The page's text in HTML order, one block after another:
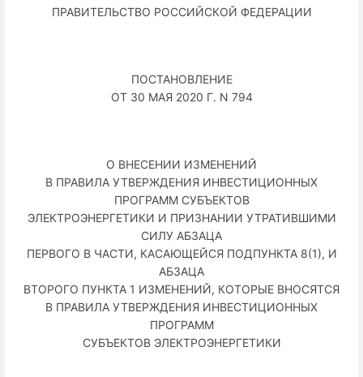
ПРАВИТЕЛЬСТВО РОССИЙСКОЙ ФЕДЕРАЦИИ
ПОСТАНОВЛЕНИЕ
ОТ 30 МАЯ 2020 Г. N 794
О ВНЕСЕНИИ ИЗМЕНЕНИЙ
В ПРАВИЛА УТВЕРЖДЕНИЯ ИНВЕСТИЦИОННЫХ
ПРОГРАММ СУБЪЕКТОВ
ЭЛЕКТРОЭНЕРГЕТИКИ И ПРИЗНАНИИ УТРАТИВШИМИ
СИЛУ АБЗАЦА
ПЕРВОГО В ЧАСТИ, КАСАЮЩЕЙСЯ ПОДПУНКТА 8(1), И
АБЗАЦА
ВТОРОГО ПУНКТА 1 ИЗМЕНЕНИЙ, КОТОРЫЕ ВНОСЯТСЯ
В ПРАВИЛА УТВЕРЖДЕНИЯ ИНВЕСТИЦИОННЫХ
ПРОГРАММ
СУБЪЕКТОВ ЭЛЕКТРОЭНЕРГЕТИКИ